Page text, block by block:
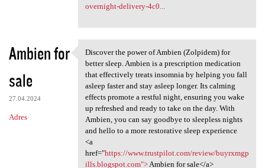
overnight-delivery-4c0...
Ambien for
sale
27.04.2024
Adres
Discover the power of Ambien
Discover the power of Ambien (Zolpidem) for
better sleep. Ambien is a prescription medication
that effectively treats insomnia by helping you fall
asleep faster and stay asleep longer. Its calming
effects promote a restful night, ensuring you wake
up refreshed and ready to take on the day. With
Ambien, you can say goodbye to sleepless nights
and hello to a more restorative sleep experience
<a
href="https://www.trustpilot.com/review/buyrxmgp
ills.blogspot.com">Ambien for sale</a>